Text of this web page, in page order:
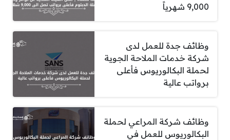
9,000 شهرياً
وظائف جدة للعمل لدى
شركة خدمات الملاحة الجوية
لحملة البكالوريوس فأعلى
برواتب عالية
وظائف شركة المراعي لحملة
البكالوريوس للعمل في